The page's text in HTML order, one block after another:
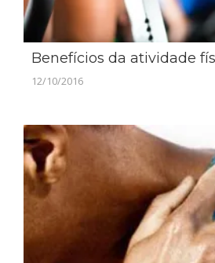
Benefícios da atividade
12/10/2016